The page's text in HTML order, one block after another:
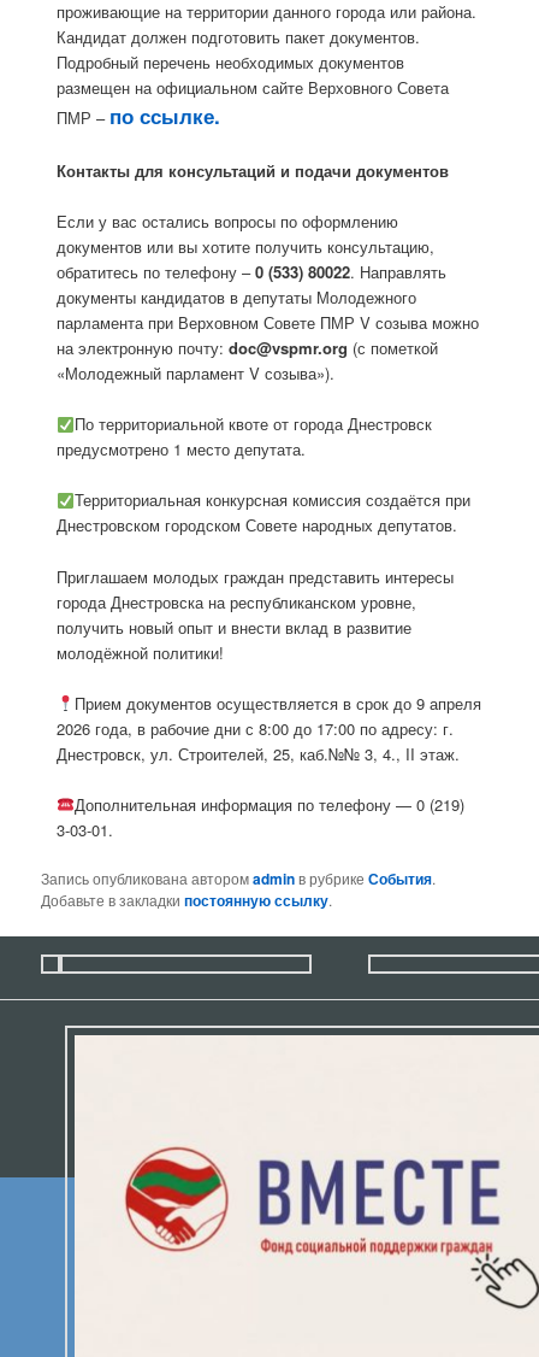
проживающие на территории данного города или района.
Кандидат должен подготовить пакет документов.
Подробный перечень необходимых документов
размещен на официальном сайте Верховного Совета
ПМР – по ссылке.
Контакты для консультаций и подачи документов
Если у вас остались вопросы по оформлению
документов или вы хотите получить консультацию,
обратитесь по телефону –0 (533) 80022. Направлять
документы кандидатов в депутаты Молодежного
парламента при Верховном Совете ПМР V созыва можно
на электронную почту:doc@vspmr.org (с пометкой
«Молодежный парламент V созыва»).
По территориальной квоте от города Днестровск
предусмотрено 1 место депутата.
Территориальная конкурсная комиссия создаётся при
Днестровском городском Совете народных депутатов.
Приглашаем молодых граждан представить интересы
города Днестровска на республиканском уровне,
получить новый опыт и внести вклад в развитие
молодёжной политики!
Прием документов осуществляется в срок до 9 апреля
2026 года, в рабочие дни с 8:00 до 17:00 по адресу: г.
Днестровск, ул. Строителей, 25, каб.№№ 3, 4., II этаж.
Дополнительная информация по телефону — 0 (219)
3-03-01.
Запись опубликована авторомadminв рубрикеСобытия.
Добавьте в закладкипостоянную ссылку.